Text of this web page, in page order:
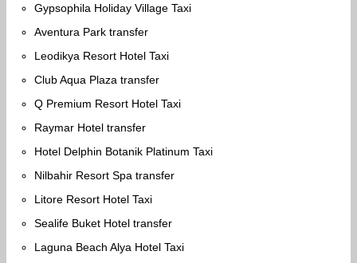
Gypsophila Holiday Village Taxi
Aventura Park transfer
Leodikya Resort Hotel Taxi
Club Aqua Plaza transfer
Q Premium Resort Hotel Taxi
Raymar Hotel transfer
Hotel Delphin Botanik Platinum Taxi
Nilbahir Resort Spa transfer
Litore Resort Hotel Taxi
Sealife Buket Hotel transfer
Laguna Beach Alya Hotel Taxi